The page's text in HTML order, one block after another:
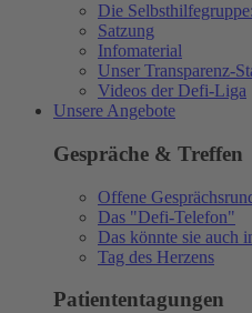
Die
Satzung
Infomaterial
Unser Transparenz-
Videos der Defi-Liga
Unsere Angebote
Gespräche & Treffen
Offene
Das "Defi-Telefon"
Das könnte sie auch
Tag des Herzens
Patiententagungen